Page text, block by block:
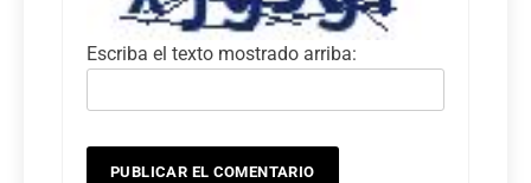
Escriba el texto mostrado arriba: